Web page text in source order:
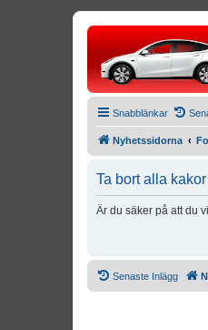
Snabblänkar
Nyhetssidorna
Ta bort alla kakor
Är du säker på att du
Senaste Inlägg